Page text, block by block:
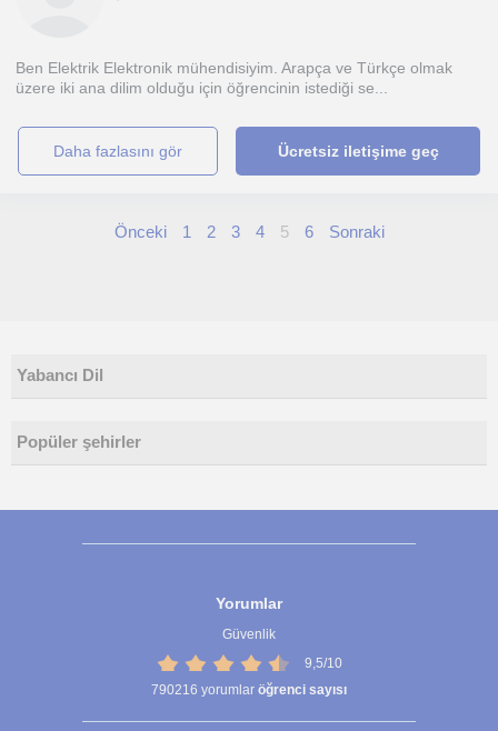
Ben Elektrik Elektronik mühendisiyim. Arapça ve Türkçe olmak
üzere iki ana dilim olduğu için öğrencinin istediği se...
daha fazlasını gör Ücretsiz iletişime geç
Önceki 1 2 3 4 5 6 Sonraki
Yabancı Dil
Popüler şehirler
Yorumlar
Güvenlik
9,5/10
790216 yorumlar öğrenci sayısı